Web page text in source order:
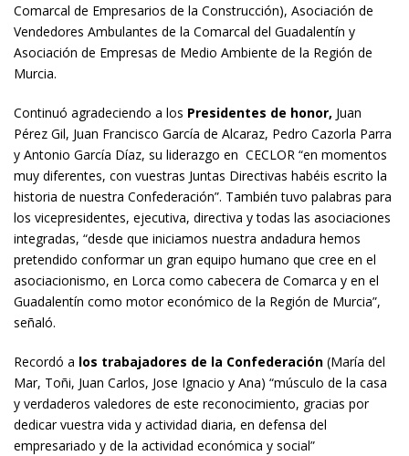
Comarcal de Empresarios de la Construcción), Asociación de
Vendedores Ambulantes de la Comarcal del Guadalentín y
Asociación de Empresas de Medio Ambiente de la Región de
Murcia.
Continuó agradeciendo a los Presidentes de honor, Juan
Pérez Gil, Juan Francisco García de Alcaraz, Pedro Cazorla Parra
y Antonio García Díaz, su liderazgo en CECLOR “en momentos
muy diferentes, con vuestras Juntas Directivas habéis escrito la
historia de nuestra Confederación”. También tuvo palabras para
los vicepresidentes, ejecutiva, directiva y todas las asociaciones
integradas, “desde que iniciamos nuestra andadura hemos
pretendido conformar un gran equipo humano que cree en el
asociacionismo, en Lorca como cabecera de Comarca y en el
Guadalentín como motor económico de la Región de Murcia”,
señaló.
Recordó a los trabajadores de la Confederación (María del
Mar, Toñi, Juan Carlos, Jose Ignacio y Ana) “músculo de la casa
y verdaderos valedores de este reconocimiento, gracias por
dedicar vuestra vida y actividad diaria, en defensa del
empresariado y de la actividad económica y social”